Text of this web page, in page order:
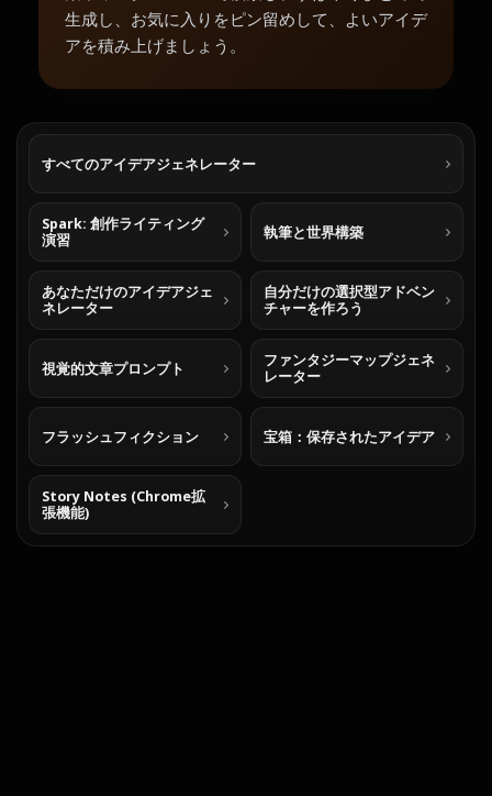
生成し、お気に入りをピン留めして、よいアイデ
アを積み上げましょう。
すべてのアイデアジェネレーター
Spark: 創作ライティング
演習
執筆と世界構築
あなただけのアイデアジェ
ネレーター
自分だけの選択型アドベン
チャーを作ろう
視覚的文章プロンプト
ファンタジーマップジェネ
レーター
フラッシュフィクション 宝箱：保存されたアイデア
Story Notes (Chrome拡
張機能)